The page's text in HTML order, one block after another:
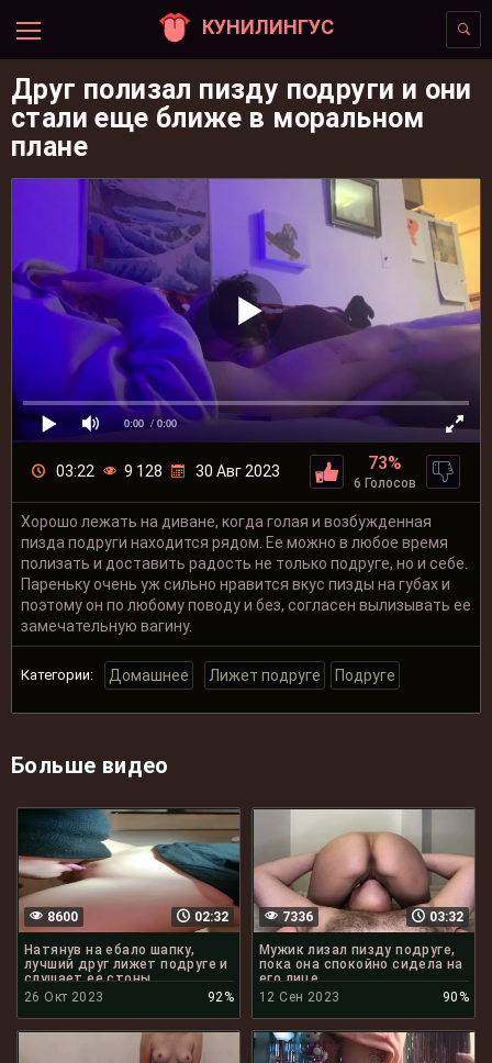
КУНИЛИНГУС
Друг полизал пизду подруги и они
стали еще ближе в моральном
плане
0:00 / 0:00
03:22 9 128 30 Авг 2023 73%
6 Голосов
Хорошо лежать на диване, когда голая и возбужденная
пизда подруги находится рядом. Ее можно в любое время
полизать и доставить радость не только подруге, но и себе.
Пареньку очень уж сильно нравится вкус пизды на губах и
поэтому он по любому поводу и без, согласен вылизывать ее
замечательную вагину.
Категории: Домашнее Лижет подруге Подруге
Больше видео
02:32
8600
Натянув на ебало шапку,
лучший друг лижет подруге и
слушает ее стоны
26 Окт 2023
92%
03:32
7336
Мужик лизал пизду подруге,
пока она спокойно сидела на
его лице
12 Сен 2023
90%